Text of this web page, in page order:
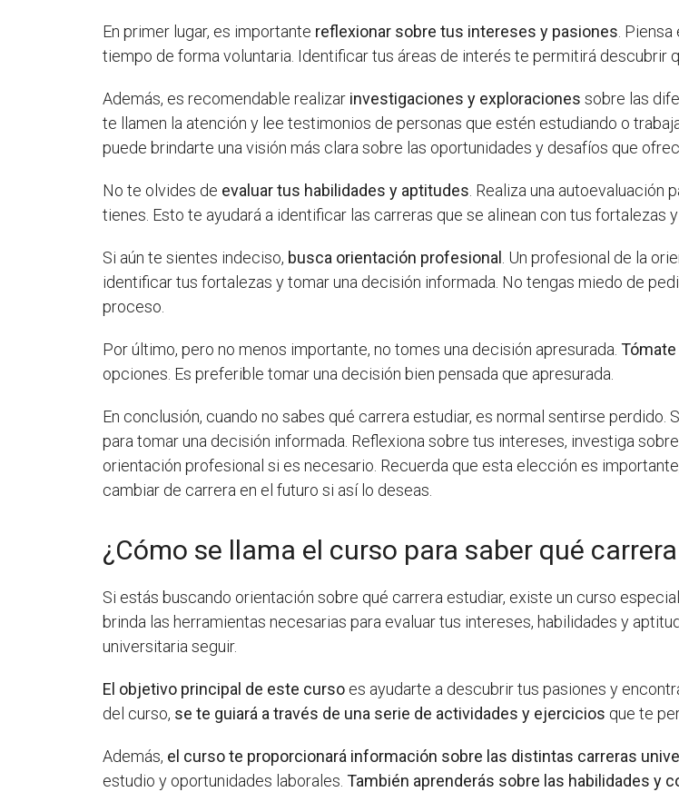
En primer lugar, es importante reflexionar sobre tus intereses y pasiones.
tiempo de forma voluntaria. Identificar tus áreas de interés te permitirá descubrir
Además, es recomendable realizar investigaciones y exploraciones sobre las
te llamen la atención y lee testimonios de personas que estén estudiando o
puede brindarte una visión más clara sobre las oportunidades y desafíos que
No te olvides de evaluar tus habilidades y aptitudes. Realiza una autoevaluación
tienes. Esto te ayudará a identificar las carreras que se alinean con tus fortalezas
Si aún te sientes indeciso, busca orientación profesional . Un profesional de la
identificar tus fortalezas y tomar una decisión informada. No tengas miedo de
proceso.
Por último, pero no menos importante, no tomes una decisión apresurada.
opciones. Es preferible tomar una decisión bien pensada que apresurada.
En conclusión, cuando no sabes qué carrera estudiar, es normal sentirse
para tomar una decisión informada. Reflexiona sobre tus intereses, investiga
orientación profesional si es necesario. Recuerda que esta elección es
cambiar de carrera en el futuro si así lo deseas.
¿Cómo se llama el curso para saber qué
Si estás buscando orientación sobre qué carrera estudiar, existe un curso
brinda las herramientas necesarias para evaluar tus intereses, habilidades y
universitaria seguir.
El objetivo principal de este curso es ayudarte a descubrir tus pasiones y
del curso, se te guiará a través de una serie de actividades y ejercicios que te
Además, el curso te proporcionará información sobre las distintas carreras
estudio y oportunidades laborales.También aprenderás sobre las habilidades y